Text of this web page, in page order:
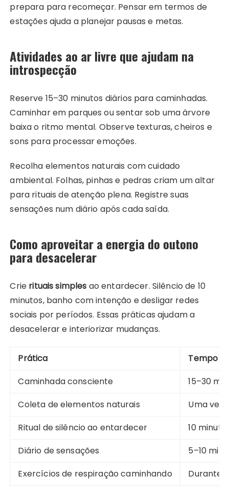
prepara para recomeçar. Pensar em termos de
estações ajuda a planejar pausas e metas.
Atividades ao ar livre que ajudam na
introspecção
Reserve 15–30 minutos diários para caminhadas.
Caminhar em parques ou sentar sob uma árvore
baixa o ritmo mental. Observe texturas, cheiros e
sons para processar emoções.
Recolha elementos naturais com cuidado
ambiental. Folhas, pinhas e pedras criam um altar
para rituais de atenção plena. Registre suas
sensações num diário após cada saída.
Como aproveitar a energia do outono
para desacelerar
Crie rituais simples ao entardecer. Silêncio de 10
minutos, banho com intenção e desligar redes
sociais por períodos. Essas práticas ajudam a
desacelerar e interiorizar mudanças.
Prática
Tempo
Caminhada consciente
15–30
Coleta de elementos naturais
Uma vez
Ritual de silêncio ao entardecer
10
Diário de sensações
5–10
Exercícios de respiração caminhando
Durante